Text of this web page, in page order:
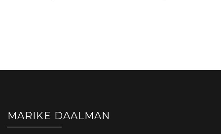
MARIKE DAALMAN